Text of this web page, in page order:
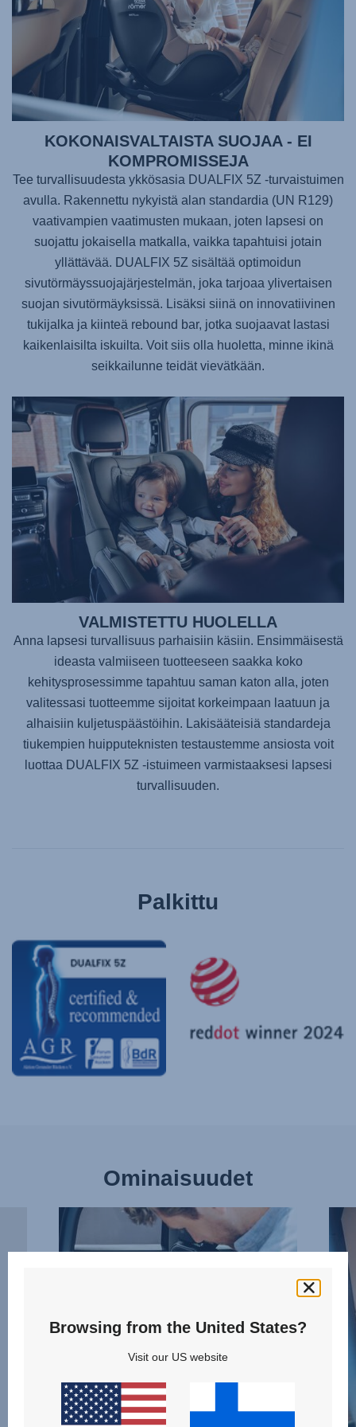
KOKONAISVALTAISTA SUOJAA - EI
KOMPROMISSEJA
Tee turvallisuudesta ykkösasia DUALFIX 5Z -turvaistuimen
avulla. Rakennettu nykyistä alan standardia (UN R129)
vaativampien vaatimusten mukaan, joten lapsesi on
suojattu jokaisella matkalla, vaikka tapahtuisi jotain
yllättävää. DUALFIX 5Z sisältää optimoidun
sivutörmäyssuojajärjestelmän, joka tarjoaa ylivertaisen
suojan sivutörmäyksissä. Lisäksi siinä on innovatiivinen
tukijalka ja kiinteä rebound bar, jotka suojaavat lastasi
kaikenlaisilta iskuilta. Voit siis olla huoletta, minne ikinä
seikkailunne teidät vievätkään.
VALMISTETTU HUOLELLA
Anna lapsesi turvallisuus parhaisiin käsiin. Ensimmäisestä
ideasta valmiiseen tuotteeseen saakka koko
kehitysprosessimme tapahtuu saman katon alla, joten
valitessasi tuotteemme sijoitat korkeimpaan laatuun ja
alhaisiin kuljetuspäästöihin. Lakisääteisiä standardeja
tiukempien huipputeknisten testaustemme ansiosta voit
luottaa DUALFIX 5Z -istuimeen varmistaaksesi lapsesi
turvallisuuden.
Palkittu
Ominaisuudet
KIINNITÄ
VAIVATTOMASTI,
1/13
2/13
Browsing from the United States?
Visit our US website